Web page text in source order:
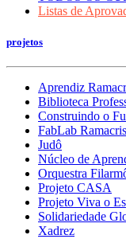
Listas de
projetos
Aprendiz
Biblioteca
Construindo o
FabLab
Judô
Núcleo de
Orquestra
Projeto CASA
Projeto Viva o
Solidariedade
Xadrez